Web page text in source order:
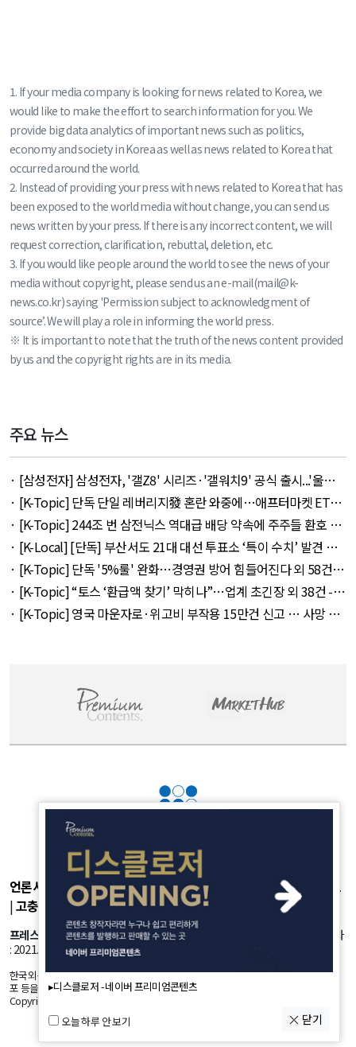
1. If your media company is looking for news related to Korea, we
would like to make the effort to search information for you. We
provide big data analytics of important news such as politics,
economy and society in Korea as well as news related to Korea that
occurred around the world.
2. Instead of providing your press with news related to Korea that has
been exposed to the world media without change, you can send us
news written by your press. If there is any incorrect content, we will
request correction, clarification, rebuttal, deletion, etc.
3. If you would like people around the world to see the news of your
media without copyright, please send us an e-mail(mail@k-
news.co.kr) saying 'Permission subject to acknowledgment of
source’. We will play a role in informing the world press.
※ It is important to note that the truth of the news content provided
by us and the copyright rights are in its media.
주요 뉴스
· [삼성전자] 삼성전자, '갤Z8' 시리즈·'갤워치9' 공식 출시...'울트
라' 257만 7300원 외 51건 - August 6, 2026
· [K-Topic] 단독 단일 레버리지發 혼란 와중에…애프터마켓 ETF
거래 강행 외 71건 - August 6, 2026
· [K-Topic] 244조 번 삼전닉스 역대급 배당 약속에 주주들 환호 외
21건 - August 6, 2026
· [K-Local] [단독] 부산서도 21대 대선 투표소 ‘특이 수치’ 발견 외
14건 - August 6, 2026
· [K-Topic] 단독 '5%룰' 완화…경영권 방어 힘들어진다 외 58건 -
August 7, 2026
· [K-Topic] “토스 ‘환급액 찾기’ 막히나”…업계 초긴장 외 38건 -
August 6, 2026
· [K-Topic] 영국 마운자로·위고비 부작용 15만건 신고 … 사망 연
▸디스클로저 - 네이버 프리미엄콘텐츠
오늘 하루 안 보기 닫기
언론사소개 |개인정보취급방침|광고후원 부가서비스|기사제보
|고충처리 |청소년보호정책
프레스룸
: 서울시 강서구 공항대로 45길 25 등록번호: 서울 아53981 등록일자
: 2021.10.18 발행인: 정유란 편집인: 신한진
한국외신뉴스의 모든 콘텐츠(기사)는 저작권법의 보호를 받는바, 무단 전재, 복사, 배
포 등을 금합니다.
Copyright by K-NEWS. All Rights Reserved.